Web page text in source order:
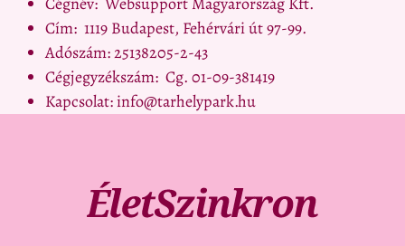
Cím: 1119 Budapest, Fehérvári út 97-99.
Adószám: 25138205-2-43
Cégjegyzékszám: Cg. 01-09-381419
Kapcsolat: info@tarhelypark.hu